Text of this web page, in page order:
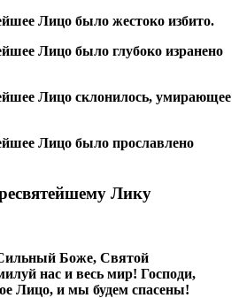
Лицо было жестоко избито.
Лицо было глубоко изранено
Лицо склонилось, умирающее
Лицо было прославлено
Лику
Боже, Святой
нас и весь мир! Господи,
Лицо, и мы будем спасены!